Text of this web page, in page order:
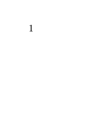
1